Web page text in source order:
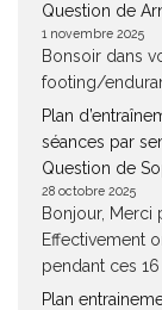
Question de
1 novembre 2025
Bonsoir dans
footing/
Plan
séances par
Question de
28 octobre 2025
Bonjour,
Effectivement
pendant ces 16
Plan